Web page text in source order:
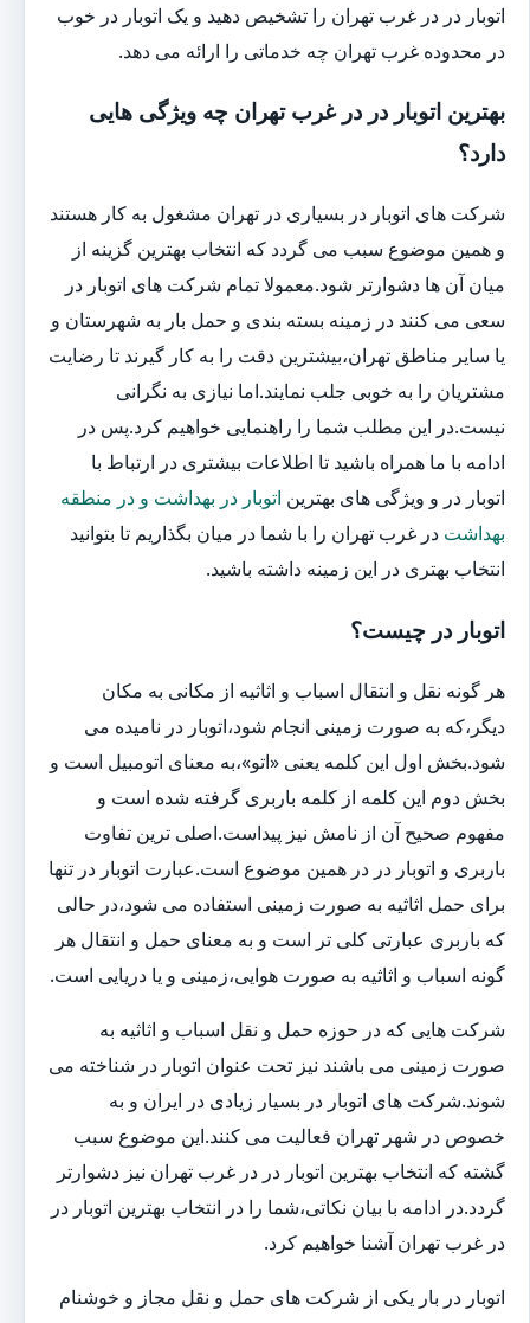
اتوبار در در غرب تهران را تشخیص دهید و یک اتوبار در خوب
در محدوده غرب تهران چه خدماتی را ارائه می دهد.
بهترین اتوبار در در غرب تهران چه ویژگی هایی
دارد؟
شرکت های اتوبار در بسیاری در تهران مشغول به کار هستند
و همین موضوع سبب می گردد که انتخاب بهترین گزینه از
میان آن ها دشوارتر شود.معمولا تمام شرکت های اتوبار در
سعی می کنند در زمینه بسته بندی و حمل بار به شهرستان و
یا سایر مناطق تهران،بیشترین دقت را به کار گیرند تا رضایت
مشتریان را به خوبی جلب نمایند.اما نیازی به نگرانی
نیست.در این مطلب شما را راهنمایی خواهیم کرد.پس در
ادامه با ما همراه باشید تا اطلاعات بیشتری در ارتباط با
اتوبار در و ویژگی های بهترین اتوبار در بهداشت و در منطقه
بهداشت در غرب تهران را با شما در میان بگذاریم تا بتوانید
انتخاب بهتری در این زمینه داشته باشید.
اتوبار در چیست؟
هر گونه نقل و انتقال اسباب و اثاثیه از مکانی به مکان
دیگر،که به صورت زمینی انجام شود،اتوبار در نامیده می
شود.بخش اول این کلمه یعنی «اتو»،به معنای اتومبیل است و
بخش دوم این کلمه از کلمه باربری گرفته شده است و
مفهوم صحیح آن از نامش نیز پیداست.اصلی ترین تفاوت
باربری و اتوبار در در همین موضوع است.عبارت اتوبار در تنها
برای حمل اثاثیه به صورت زمینی استفاده می شود،در حالی
که باربری عبارتی کلی تر است و به معنای حمل و انتقال هر
گونه اسباب و اثاثیه به صورت هوایی،زمینی و یا دریایی است.
شرکت هایی که در حوزه حمل و نقل اسباب و اثاثیه به
صورت زمینی می باشند نیز تحت عنوان اتوبار در شناخته می
شوند.شرکت های اتوبار در بسیار زیادی در ایران و به
خصوص در شهر تهران فعالیت می کنند.این موضوع سبب
گشته که انتخاب بهترین اتوبار در در غرب تهران نیز دشوارتر
گردد.در ادامه با بیان نکاتی،شما را در انتخاب بهترین اتوبار در
در غرب تهران آشنا خواهیم کرد.
اتوبار در بار یکی از شرکت های حمل و نقل مجاز و خوشنام